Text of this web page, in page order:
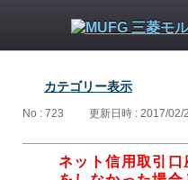
カテゴリー表示
No : 723 更新日時 : 2017/02/
ネット信用取引口